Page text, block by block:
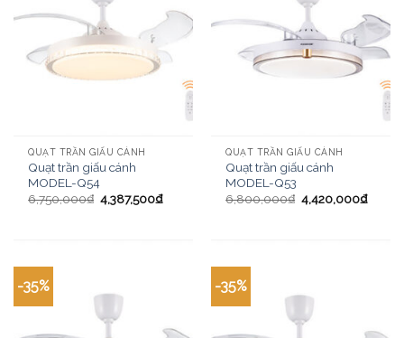
QUẠT TRẦN GIẤU CÁNH
Quạt trần giấu cánh
MODEL-Q54
6,750,000₫ 4,387,500₫
QUẠT TRẦN GIẤU CÁNH
Quạt trần giấu cánh
MODEL-Q53
6,800,000₫ 4,420,000₫
-35% -35%